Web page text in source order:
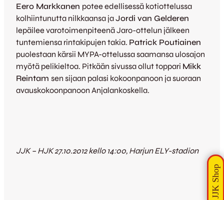
Eero Markkanen potee edellisessä kotiottelussa
kolhiintunutta nilkkaansa jaJordi van Gelderen
lepäilee varotoimenpiteenä Jaro-ottelun jälkeen
tuntemiensa rintakipujen takia. Patrick Poutiainen
puolestaan kärsii MYPA-ottelussa saamansa ulosajon
myötä pelikieltoa. Pitkään sivussa ollut toppari Mikk
Reintam sen sijaan palasi kokoonpanoon ja suoraan
avauskokoonpanoon Anjalankoskella.
JJK – HJK 27.10.2012 kello 14:00, Harjun ELY-stadion